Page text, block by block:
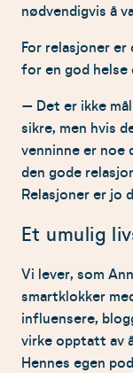
nødvendigvis å
For relasjoner
for en god helse
– Det er ikke
sikre, men hvis
venninne er noe
den gode
Relasjoner er jo
Et umulig
Vi lever, som
smartklokker
influensere,
virke opptatt av
Hennes egen